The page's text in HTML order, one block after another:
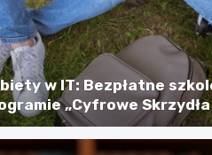
w IT: Bezpłatne
„Cyfrowe